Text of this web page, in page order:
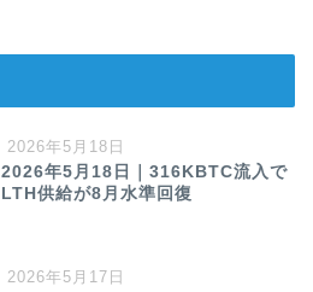
2026年5月18日
2026年5月18日｜316KBTC流入で
LTH供給が8月水準回復
2026年5月17日